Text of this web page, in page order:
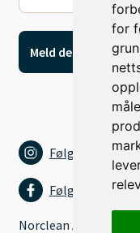
for
Følg oss på
Følg oss på
Norclean AS